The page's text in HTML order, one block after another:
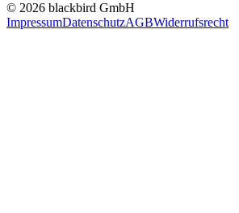
© 2026 blackbird GmbH
ImpressumDatenschutzAGBWiderrufsrecht